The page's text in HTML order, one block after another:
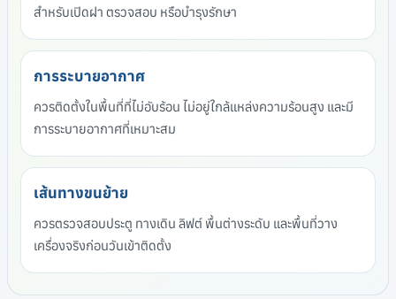
สำหรับเปิดฝา ตรวจสอบ หรือบำรุงรักษา
การระบายอากาศ
ควรติดตั้งในพื้นที่ที่ไม่อับร้อน ไม่อยู่ใกล้แหล่งความร้อนสูง และมี
การระบายอากาศที่เหมาะสม
เส้นทางขนย้าย
ควรตรวจสอบประตู ทางเดิน ลิฟต์ พื้นต่างระดับ และพื้นที่วาง
เครื่องจริงก่อนวันเข้าติดตั้ง